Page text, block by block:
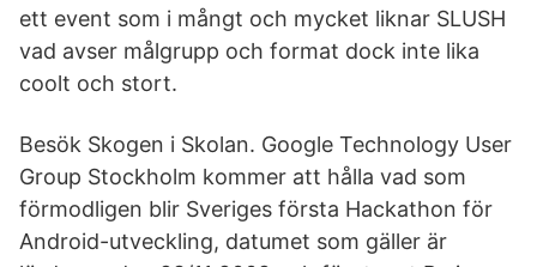
ett event som i mångt och mycket liknar SLUSH
vad avser målgrupp och format dock inte lika
coolt och stort.
Besök Skogen i Skolan. Google Technology User
Group Stockholm kommer att hålla vad som
förmodligen blir Sveriges första Hackathon för
Android-utveckling, datumet som gäller är